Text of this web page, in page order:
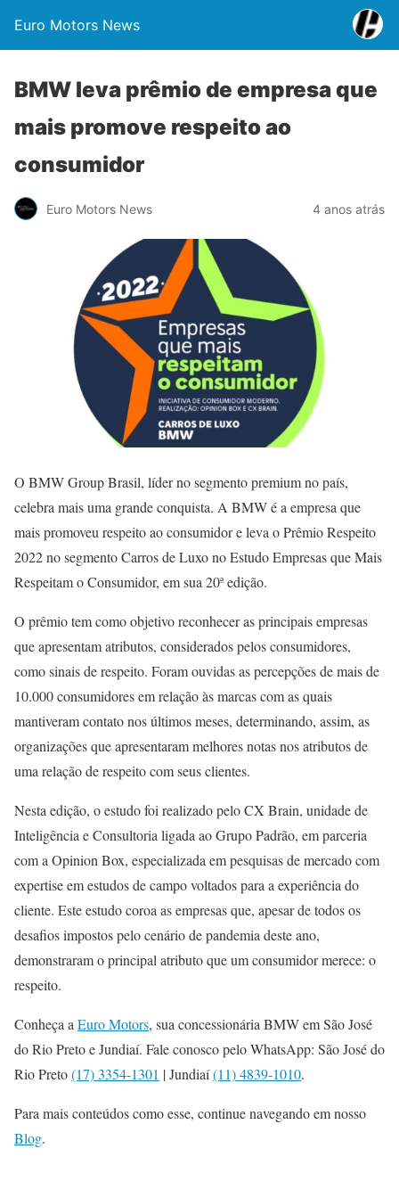
Euro Motors News
BMW leva prêmio de empresa que
mais promove respeito ao
consumidor
Euro Motors News 4 anos atrás
O BMW Group Brasil, líder no segmento premium no país,
celebra mais uma grande conquista. A BMW é a empresa que
mais promoveu respeito ao consumidor e leva o Prêmio Respeito
2022 no segmento Carros de Luxo no Estudo Empresas que Mais
Respeitam o Consumidor, em sua 20ª edição.
O prêmio tem como objetivo reconhecer as principais empresas
que apresentam atributos, considerados pelos consumidores,
como sinais de respeito. Foram ouvidas as percepções de mais de
10.000 consumidores em relação às marcas com as quais
mantiveram contato nos últimos meses, determinando, assim, as
organizações que apresentaram melhores notas nos atributos de
uma relação de respeito com seus clientes.
Nesta edição, o estudo foi realizado pelo CX Brain, unidade de
Inteligência e Consultoria ligada ao Grupo Padrão, em parceria
com a Opinion Box, especializada em pesquisas de mercado com
expertise em estudos de campo voltados para a experiência do
cliente. Este estudo coroa as empresas que, apesar de todos os
desafios impostos pelo cenário de pandemia deste ano,
demonstraram o principal atributo que um consumidor merece: o
respeito.
Conheça a Euro Motors, sua concessionária BMW em São José
do Rio Preto e Jundiaí. Fale conosco pelo WhatsApp: São José do
Rio Preto(17) 3354-1301 | Jundiaí(11) 4839-1010.
Para mais conteúdos como esse, continue navegando em nosso
Blog.